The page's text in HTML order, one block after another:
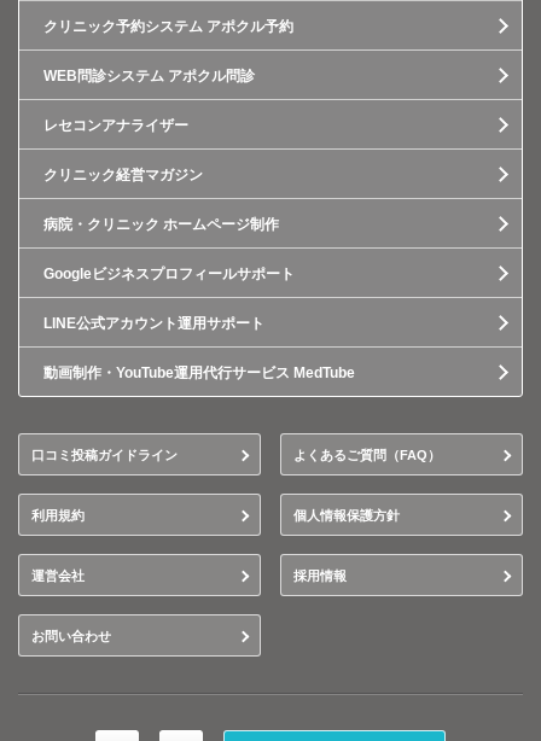
クリニック予約システム アポクル予約
WEB問診システム アポクル問診
レセコンアナライザー
クリニック経営マガジン
病院・クリニック ホームページ制作
Googleビジネスプロフィールサポート
LINE公式アカウント運用サポート
動画制作・YouTube運用代行サービス MedTube
口コミ投稿ガイドライン よくあるご質問（FAQ）
利用規約 個人情報保護方針
運営会社 採用情報
お問い合わせ